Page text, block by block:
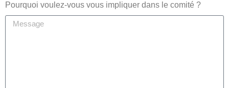
Pourquoi voulez-vous vous impliquer dans le comité ?